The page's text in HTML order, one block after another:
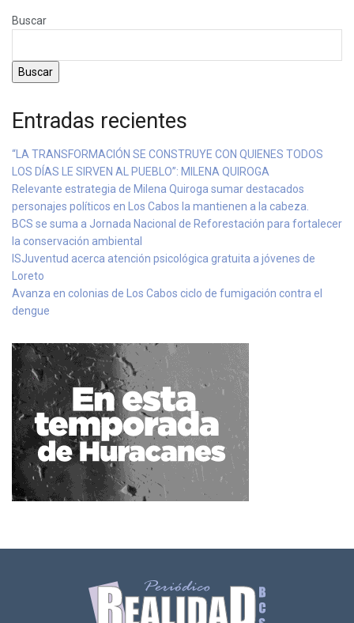
Buscar
Buscar
Entradas recientes
“LA TRANSFORMACIÓN SE CONSTRUYE CON QUIENES TODOS
LOS DÍAS LE SIRVEN AL PUEBLO”: MILENA QUIROGA
Relevante estrategia de Milena Quiroga sumar destacados
personajes políticos en Los Cabos la mantienen a la cabeza.
BCS se suma a Jornada Nacional de Reforestación para fortalecer
la conservación ambiental
ISJuventud acerca atención psicológica gratuita a jóvenes de
Loreto
Avanza en colonias de Los Cabos ciclo de fumigación contra el
dengue